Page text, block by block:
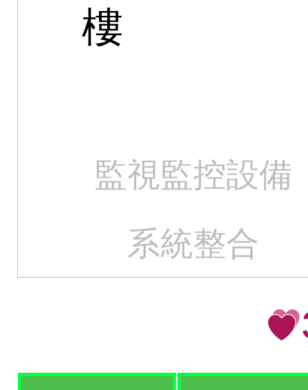
樓
監視監控設備
系統整合